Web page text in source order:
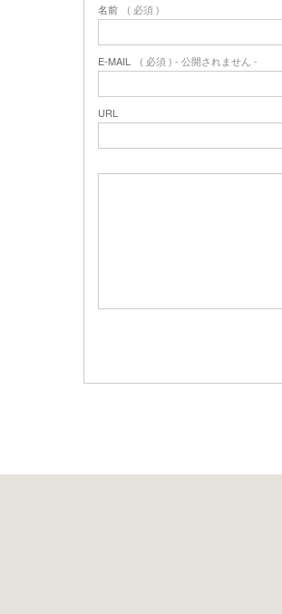
名前 ( 必須 )
E-MAIL ( 必須 ) - 公開されません -
URL